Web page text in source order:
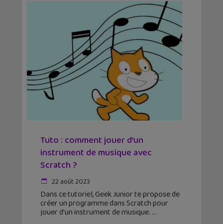
Tuto : comment jouer d’un
instrument de musique avec
Scratch ?
22 août 2023
Dans ce tutoriel, Geek Junior te propose de
créer un programme dans Scratch pour
jouer d’un instrument de musique.